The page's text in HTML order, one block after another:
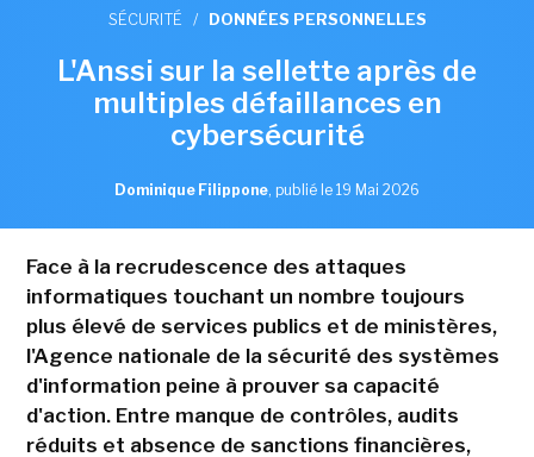
SÉCURITÉ / DONNÉES PERSONNELLES
L'Anssi sur la sellette après de
multiples défaillances en
cybersécurité
Dominique Filippone, publié le 19 Mai 2026
Face à la recrudescence des attaques
informatiques touchant un nombre toujours
plus élevé de services publics et de ministères,
l'Agence nationale de la sécurité des systèmes
d'information peine à prouver sa capacité
d'action. Entre manque de contrôles, audits
réduits et absence de sanctions financières,